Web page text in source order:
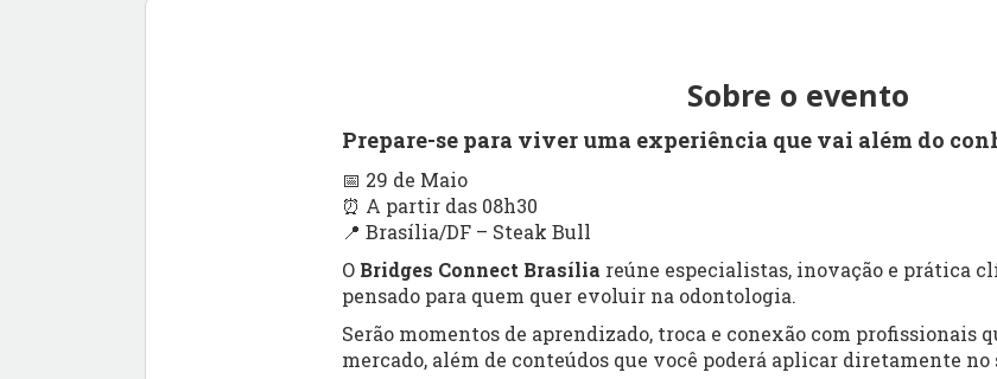
Sobre o evento
Prepare-se para viver uma experiência que vai além do
📅 29 de Maio
⏰ A partir das 08h30
📍 Brasília/DF – Steak Bull
O Bridges Connect Brasília reúne especialistas, inovação e prática
pensado para quem quer evoluir na odontologia.
Serão momentos de aprendizado, troca e conexão com profissionais
mercado, além de conteúdos que você poderá aplicar diretamente no